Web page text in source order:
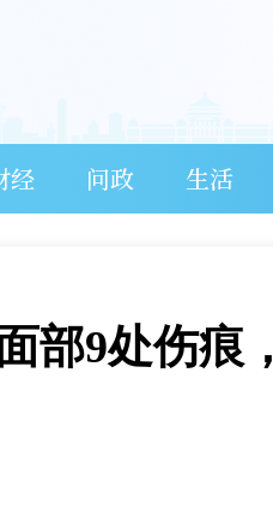
经 问政 生活
部9处伤痕，